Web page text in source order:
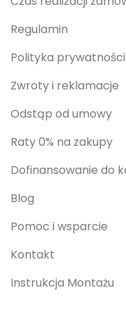
Regulamin
Polityka prywatności
Zwroty i reklamacje
Odstąp od umowy
Raty 0% na zakupy
Dofinansowanie do
Blog
Pomoc i wsparcie
Kontakt
Instrukcja Montażu